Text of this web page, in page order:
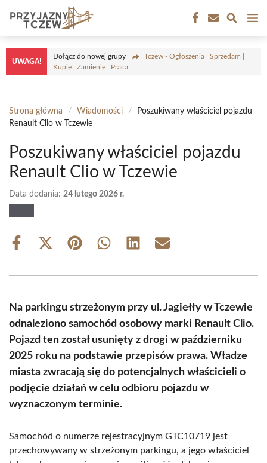
treści
UWAGA!
Dołącz do nowej grupy
Tczew - Ogłoszenia | Sprzedam |
Kupię | Zamienię | Praca
Strona główna / Wiadomości /
Poszukiwany właściciel pojazdu
Renault Clio w Tczewie
Poszukiwany właściciel pojazdu
Renault Clio w Tczewie
Data dodania: 24 lutego 2026 r.
Share
Share
(Twitter)
Share Share Share Share
Na parkingu strzeżonym przy ul. Jagiełły w Tczewie
odnaleziono samochód osobowy marki Renault Clio.
Pojazd ten został usunięty z drogi w październiku
2025 roku na podstawie przepisów prawa. Władze
miasta zwracają się do potencjalnych właścicieli o
podjęcie działań w celu odbioru pojazdu w
wyznaczonym terminie.
Samochód o numerze rejestracyjnym GTC10719 jest
przechowywany w strzeżonym parkingu, a jego właściciel